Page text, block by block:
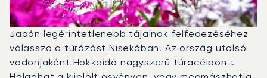
Japán legérintetlenebb tájainak felfedezéséhez
válassza a túrázást Nisekóban. Az ország utolsó
vadonjaként Hokkaidó nagyszerű túracélpont.